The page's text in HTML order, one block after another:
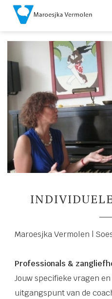
Maroesjka Vermolen |
Professionals &
Jouw specifieke vragen
uitgangspunt van de